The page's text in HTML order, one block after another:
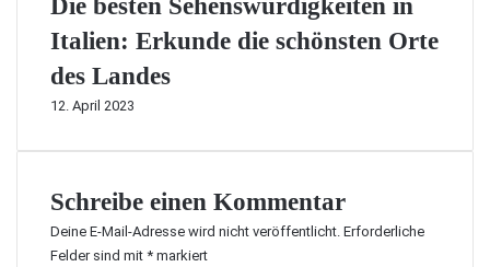
Die besten Sehenswürdigkeiten in
Italien: Erkunde die schönsten Orte
des Landes
12. April 2023
Schreibe einen Kommentar
Deine E-Mail-Adresse wird nicht veröffentlicht. Erforderliche
Felder sind mit * markiert